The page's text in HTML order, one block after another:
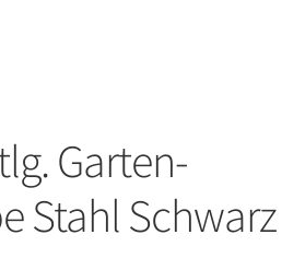
Garten-
Stahl Schwarz